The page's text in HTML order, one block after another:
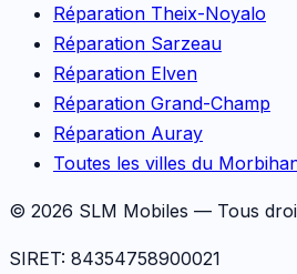
Réparation Theix-Noyalo
Réparation Sarzeau
Réparation Elven
Réparation Grand-Champ
Réparation Auray
Toutes les villes du
© 2026 SLM Mobiles — Tous
SIRET: 84354758900021